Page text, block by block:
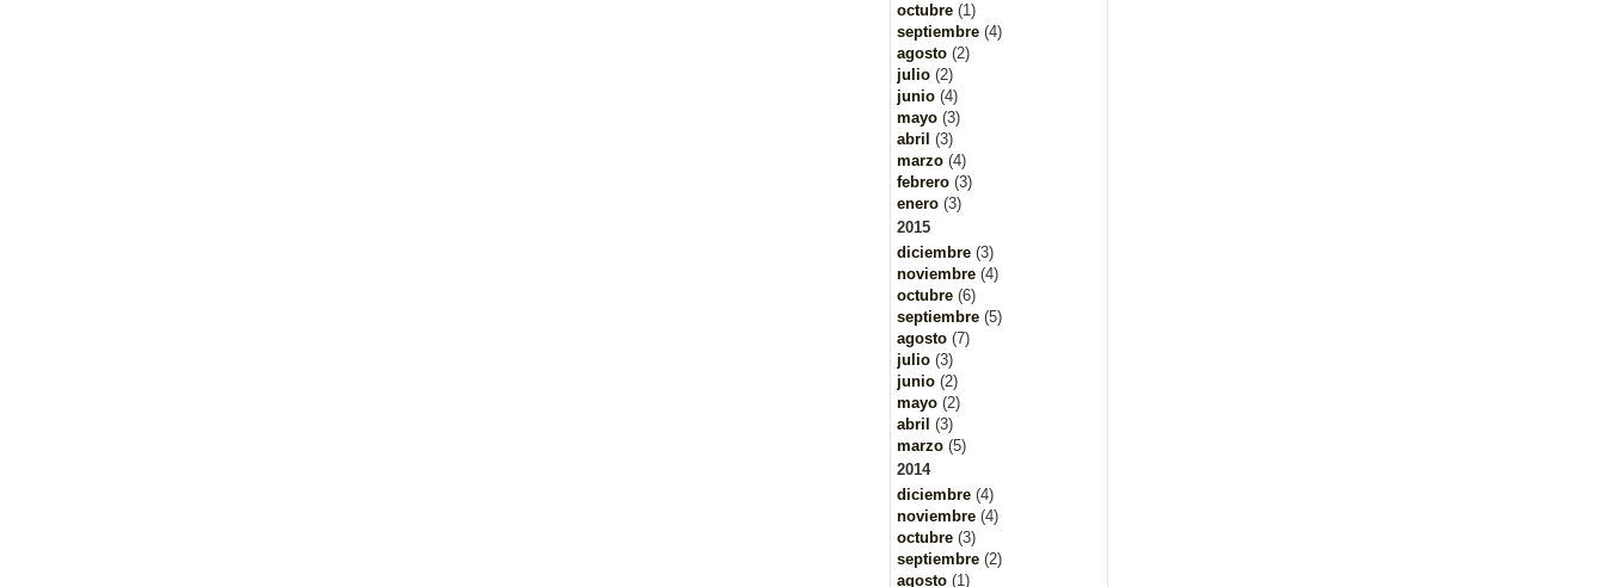
octubre (1)
septiembre (4)
agosto (2)
julio (2)
junio (4)
mayo (3)
abril (3)
marzo (4)
febrero (3)
enero (3)
2015
diciembre (3)
noviembre (4)
octubre (6)
septiembre (5)
agosto (7)
julio (3)
junio (2)
mayo (2)
abril (3)
marzo (5)
2014
diciembre (4)
noviembre (4)
octubre (3)
septiembre (2)
agosto (1)